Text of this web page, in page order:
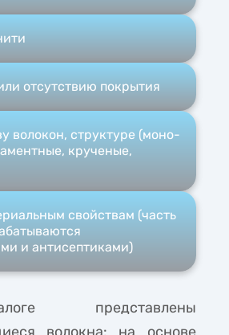
отсутствию покрытия
волокон, структуре (моно-
крученые,
свойствам (часть
и антисептиками)
представлены